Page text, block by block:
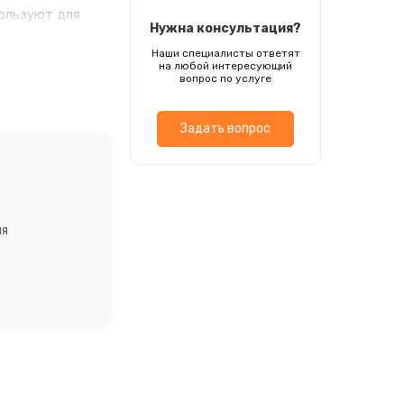
для
и
всходы
Нужна консультация?
Наши специалисты ответят
на любой интересующий
вопрос по услуге
Задать вопрос